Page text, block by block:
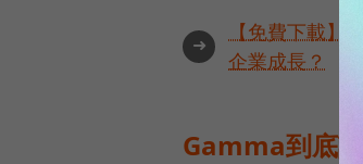
➜
【免費下載】
企業成長？
Gamma到底該